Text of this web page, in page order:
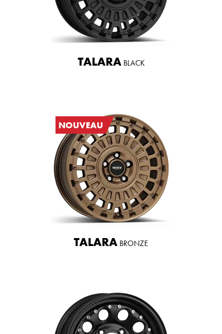
TALARABLACK
NOUVEAU
TALARA BRONZE